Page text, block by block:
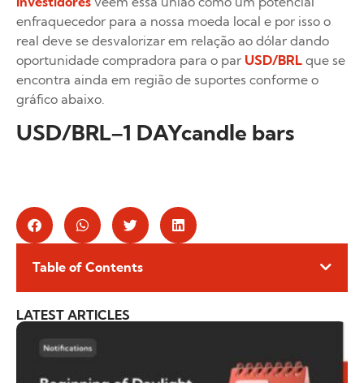
enfraquecedor para a nossa moeda local e por isso o
real deve se desvalorizar em relação ao dólar dando
oportunidade compradora para o par USD/BRL que se
encontra ainda em região de suportes conforme o
gráfico abaixo.
USD/BRL–1 DAYcandle bars
Table of Contents
LATEST ARTICLES